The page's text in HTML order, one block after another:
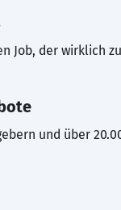
Job, der wirklich
und über